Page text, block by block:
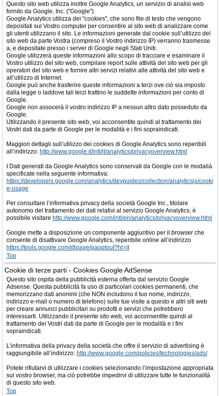
Questo sito web utilizza inoltre Google Analytics, un servizio di analisi web
fornito da Google, Inc. ("Google").
Google Analytics utilizza dei "cookies", che sono file di testo che vengono
depositati sul Vostro computer per consentire al sito web di analizzare come
gli utenti utilizzano il sito. Le informazioni generate dal cookie sull’utilizzo del
sito web da parte Vostra (compreso il Vostro indirizzo IP) verranno trasmesse
a, e depositate presso i server di Google negli Stati Uniti.
Google utilizzerà queste informazioni allo scopo di tracciare e esaminare il
Vostro utilizzo del sito web, compilare report sulle attività del sito web per gli
operatori del sito web e fornire altri servizi relativi alle attività del sito web e
all’utilizzo di Internet.
Google può anche trasferire queste informazioni a terzi ove ciò sia imposto
dalla legge o laddove tali terzi trattino le suddette informazioni per conto di
Google.
Google non assocerà il vostro indirizzo IP a nessun altro dato posseduto da
Google.
Utilizzando il presente sito web, voi acconsentite quindi al trattamento dei
Vostri dati da parte di Google per le modalità e i fini sopraindicati.
Maggiori dettagli sull’utilizzo dei cookies di Google Analytics sono reperibili
all’indirizzo: http://www.google.it/intl/it/analytics/privacyoverview.html
I Dati generati da Google Analytics sono conservati da Google con le modalià
specificate nella seguente informativa:
https://developers.google.com/analytics/devguides/collection/analyticsjs/cooki
e-usage
Per consultare l’informativa privacy della società Google Inc., titolare
autonomo del trattamento dei dati relativi al servizio Google Analytics, è
possibile visitare http://www.google.com/intl/en/analytics/privacyoverview.html
Google mette a disposizione un componente aggiuntivo per il browser che
consente di disattivare Google Analytics, reperibile online all’indirizzo
https://tools.google.com/dlpage/gaoptout?hl=it
Top
Cookie di terze parti - Cookies Google AdSense
Questo sito ospita della pubblicità esterna offerta dal servizio Google
Adsense. Questa pubblicità fa uso di particolari cookies permanenti, che
memorizzano dati anonimi (che NON includono il tuo nome, indirizzo,
indirizzo e-mail o numero di telefono) sulle tue visite a questo e altri siti web
per creare annunci pubblicitari su prodotti e servizi che potrebbero
interessarti. Utilizzando il presente sito web, voi acconsentite quindi al
trattamento dei Vostri dati da parte di Google per le modalità e i fini
sopraindicati.
L’informativa della privacy della società che offre il servizio di advertising è
raggiungibile all’indirizzo: http://www.google.com/policies/technologies/ads/
Potete rifiutarvi di utilizzare i cookies selezionando l’impostazione appropriata
sul vostro browser, ma ciò potrebbe impedirvi di utilizzare tutte le funzionalità
di questo sito web.
Top